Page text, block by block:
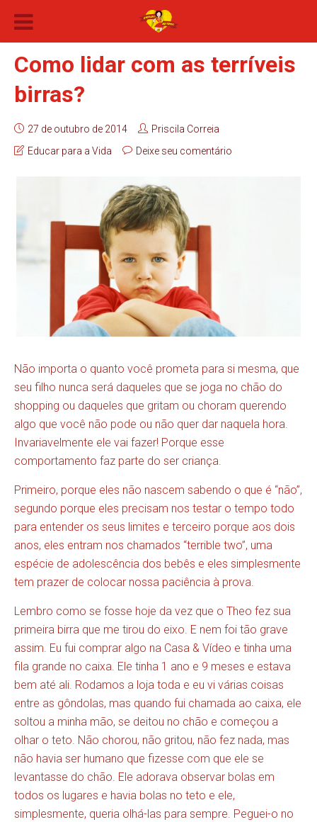
Como lidar com as terríveis
birras?
27 de outubro de 2014
Priscila Correia
Educar para a Vida
Deixe seu comentário
Não importa o quanto você prometa para si mesma, que
seu filho nunca será daqueles que se joga no chão do
shopping ou daqueles que gritam ou choram querendo
algo que você não pode ou não quer dar naquela hora.
Invariavelmente ele vai fazer! Porque esse
comportamento faz parte do ser criança.
Primeiro, porque eles não nascem sabendo o que é “não”,
segundo porque eles precisam nos testar o tempo todo
para entender os seus limites e terceiro porque aos dois
anos, eles entram nos chamados “terrible two”, uma
espécie de adolescência dos bebês e eles simplesmente
tem prazer de colocar nossa paciência à prova.
Lembro como se fosse hoje da vez que o Theo fez sua
primeira birra que me tirou do eixo. E nem foi tão grave
assim. Eu fui comprar algo na Casa & Vídeo e tinha uma
fila grande no caixa. Ele tinha 1 ano e 9 meses e estava
bem até ali. Rodamos a loja toda e eu vi várias coisas
entre as gôndolas, mas quando fui chamada ao caixa, ele
soltou a minha mão, se deitou no chão e começou a
olhar o teto. Não chorou, não gritou, não fez nada, mas
não havia ser humano que fizesse com que ele se
levantasse do chão. Ele adorava observar bolas em
todos os lugares e havia bolas no teto e ele,
simplesmente, queria olhá-las para sempre. Peguei-o no